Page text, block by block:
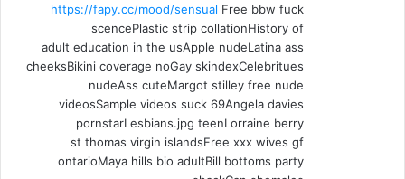
https://fapy.cc/mood/sensual Free bbw fuck
scencePlastic strip collationHistory of
adult education in the usApple nudeLatina ass
cheeksBikini coverage noGay skindexCelebritues
nudeAss cuteMargot stilley free nude
videosSample videos suck 69Angela davies
pornstarLesbians.jpg teenLorraine berry
st thomas virgin islandsFree xxx wives gf
ontarioMaya hills bio adultBill bottoms party